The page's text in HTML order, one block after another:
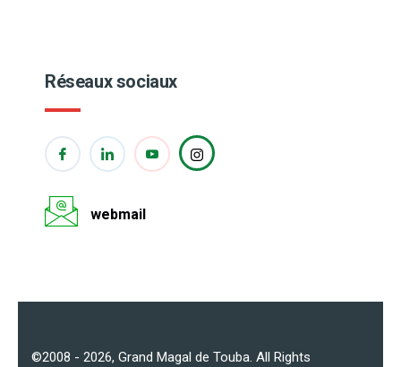
Réseaux sociaux
webmail
©2008 - 2026, Grand Magal de Touba. All Rights